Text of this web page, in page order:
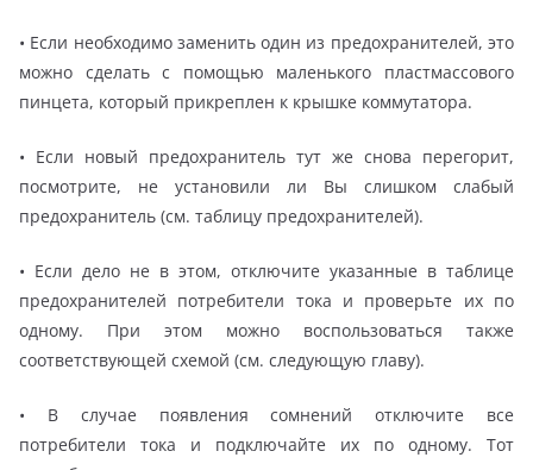
• Если необходимо заменить один из предохранителей, это
можно сделать с помощью маленького пластмассового
пинцета, который прикреплен к крышке коммутатора.
• Если новый предохранитель тут же снова перегорит,
посмотрите, не установили ли Вы слишком слабый
предохранитель (см. таблицу предохранителей).
• Если дело не в этом, отключите указанные в таблице
предохранителей потребители тока и проверьте их по
одному. При этом можно воспользоваться также
соответствующей схемой (см. следующую главу).
• В случае появления сомнений отключите все
потребители тока и подключайте их по одному. Тот